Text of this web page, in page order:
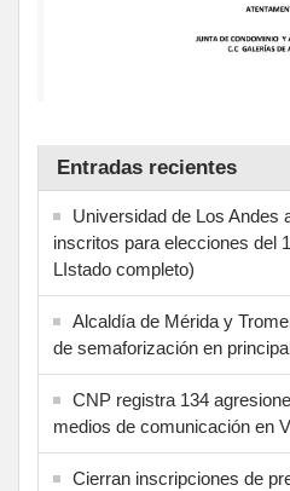
Entradas recientes
Universidad de Los Andes
inscritos para elecciones del
LIstado completo)
Alcaldía de Mérida y
de semaforización en
CNP registra 134
medios de comunicación en
Cierran inscripciones de